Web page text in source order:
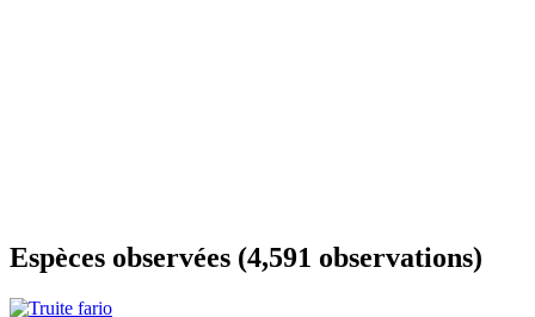
Espèces observées (4,591 observations)